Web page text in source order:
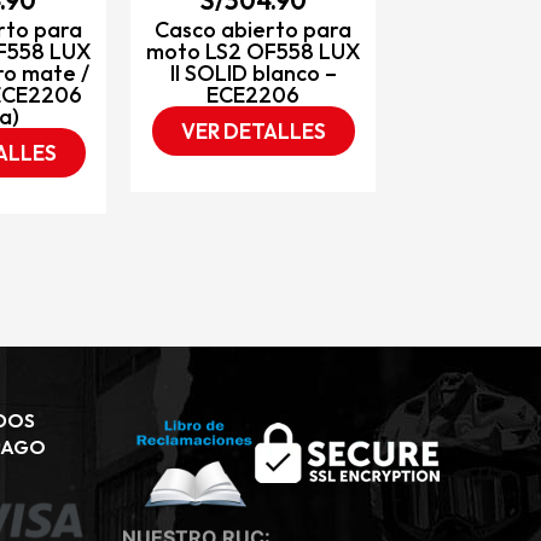
para
LUX
mate /
Casco abierto para
moto LS2 OF558 LUX
II SOLID blanco –
ECE2206
VER DETALLES